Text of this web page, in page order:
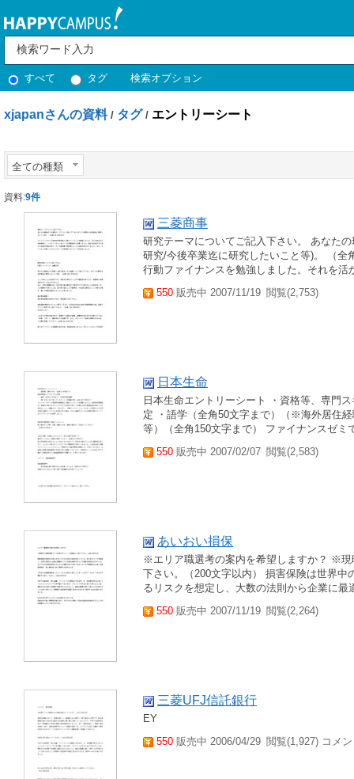
すべて タグ 検索オプション
xjapanさんの資料 / タグ / エントリーシート
全ての種類
資料:9件
三菱商事
研究テーマについてご記入下さい。 あなた
研究/今後卒業迄に研究したいこと等)。 （
行動ファイナンスを勉強しました。それを
550 販売中 2007/11/19 閲覧(2,753)
日本生命
日本生命エントリーシート ・資格等、専門
定 ・語学（全角50文字まで）（※海外居住
等）（全角150文字まで） ファイナンスゼ
550 販売中 2007/02/07 閲覧(2,583)
あいおい損保
※エリア職選考の案内を希望しますか？ ※現
下さい。（200文字以内） 損害保険は世界
るリスクを想定し、大数の法則から企業に
550 販売中 2007/11/19 閲覧(2,264)
三菱UFJ信託銀行
EY
550 販売中 2006/04/29 閲覧(1,927) コメ